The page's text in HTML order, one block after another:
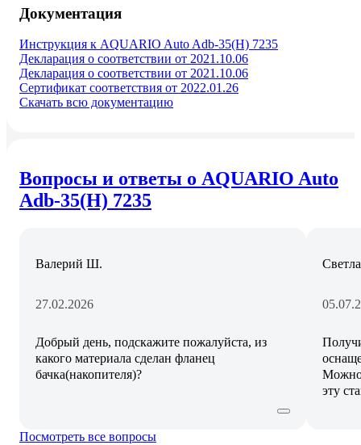
Документация
Инструкция к AQUARIO Auto Adb-35(H) 7235
Декларация о соответствии от 2021.10.06
Декларация о соответствии от 2021.10.06
Сертификат соответствия от 2022.01.26
Скачать всю документацию
Вопросы и ответы о AQUARIO Auto
Adb-35(H) 7235
Валерий Ш.
27.02.2026
Добрый день, подскажите пожалуйста, из
какого материала сделан фланец
бачка(накопителя)?
Можно
эту
Посмотреть все вопросы